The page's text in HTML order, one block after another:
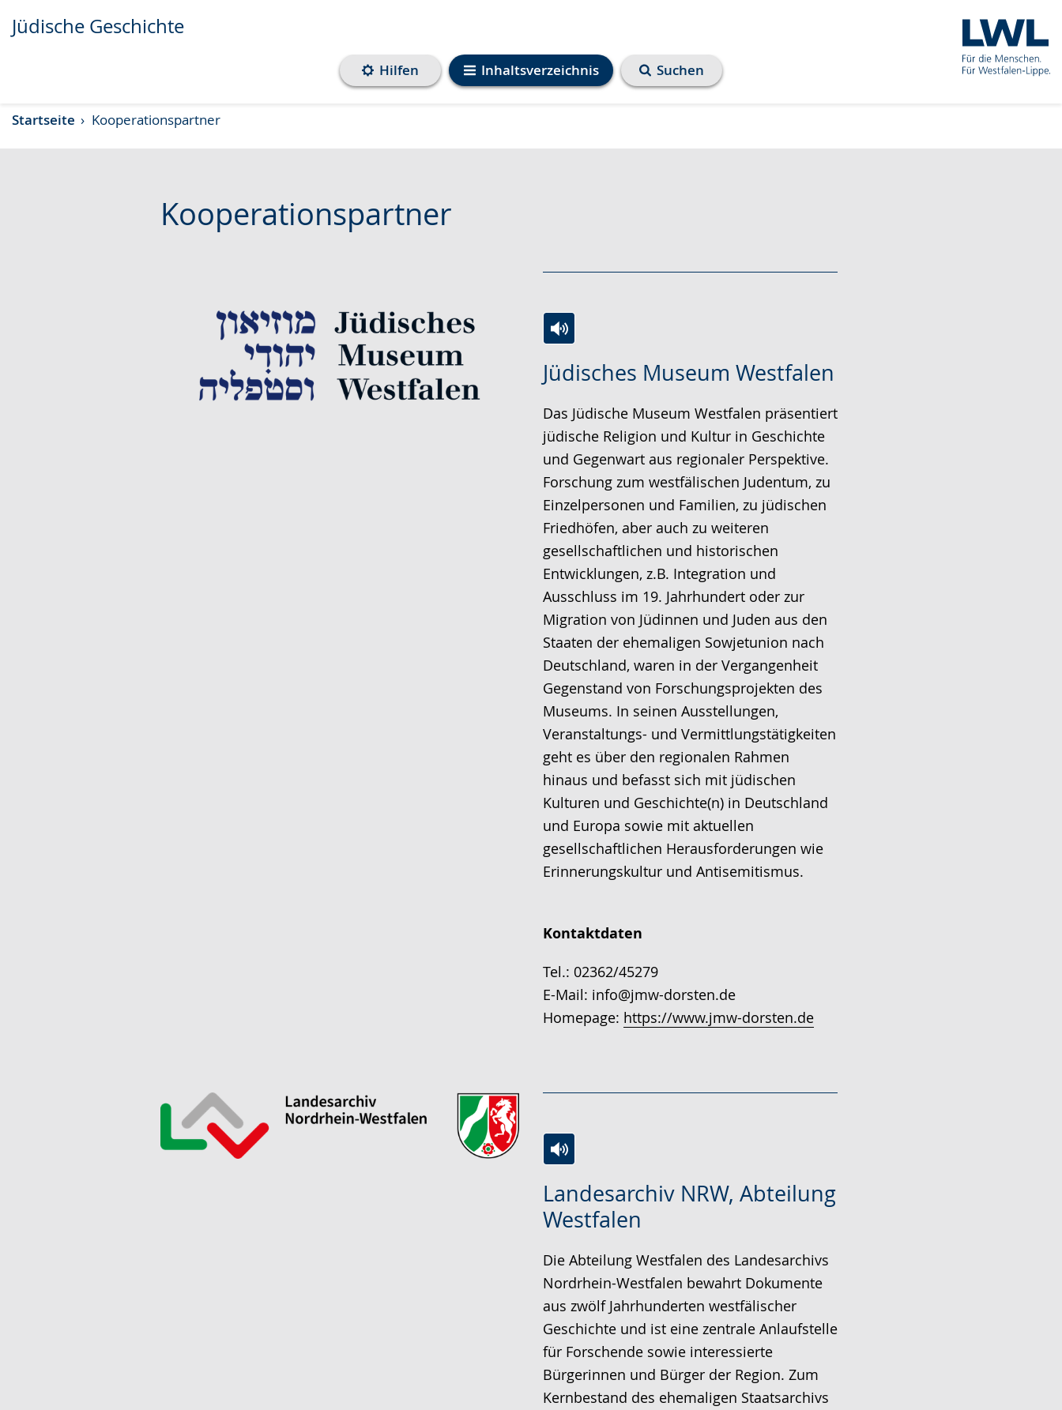
Transkript anzeigen
Abspielen
Pausieren
Jüdische Geschichte
Inhaltsverzeichnis
Hilfen Suchen
Startseite Kooperationspartner
Kooperationspartner
Jüdisches Museum Westfalen
Leichten
wechseln.
Audio-
Video
Deutscher
Gebärdensprache
wird
angezeigt.
Das Jüdische Museum Westfalen präsentiert
jüdische Religion und Kultur in Geschichte
und Gegenwart aus regionaler Perspektive.
Forschung zum westfälischen Judentum, zu
Einzelpersonen und Familien, zu jüdischen
Friedhöfen, aber auch zu weiteren
gesellschaftlichen und historischen
Entwicklungen, z.B. Integration und
Ausschluss im 19. Jahrhundert oder zur
Migration von Jüdinnen und Juden aus den
Staaten der ehemaligen Sowjetunion nach
Deutschland, waren in der Vergangenheit
Gegenstand von Forschungsprojekten des
Museums. In seinen Ausstellungen,
Veranstaltungs- und Vermittlungstätigkeiten
geht es über den regionalen Rahmen
hinaus und befasst sich mit jüdischen
Kulturen und Geschichte(n) in Deutschland
und Europa sowie mit aktuellen
gesellschaftlichen Herausforderungen wie
Erinnerungskultur und Antisemitismus.
Kontaktdaten
Tel.: 02362/45279
E-Mail: info@jmw-dorsten.de
Homepage: https://www.jmw-dorsten.de
Landesarchiv NRW, Abteilung
Westfalen
Leichten
Sprache
Audio-
Unterstützung.
Video
in
Gebärdensprache
wird
angezeigt.
Die Abteilung Westfalen des Landesarchivs
Nordrhein-Westfalen bewahrt Dokumente
aus zwölf Jahrhunderten westfälischer
Geschichte und ist eine zentrale Anlaufstelle
für Forschende sowie interessierte
Bürgerinnen und Bürger der Region. Zum
Kernbestand des ehemaligen Staatsarchivs